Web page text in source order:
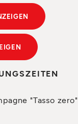
"Tasso zero"